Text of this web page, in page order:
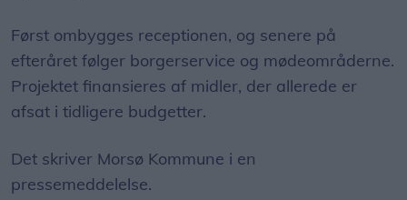
Først ombygges receptionen, og senere på
efteråret følger borgerservice og mødeområderne.
Projektet finansieres af midler, der allerede er
afsat i tidligere budgetter.
Det skriver Morsø Kommune i en
pressemeddelelse.